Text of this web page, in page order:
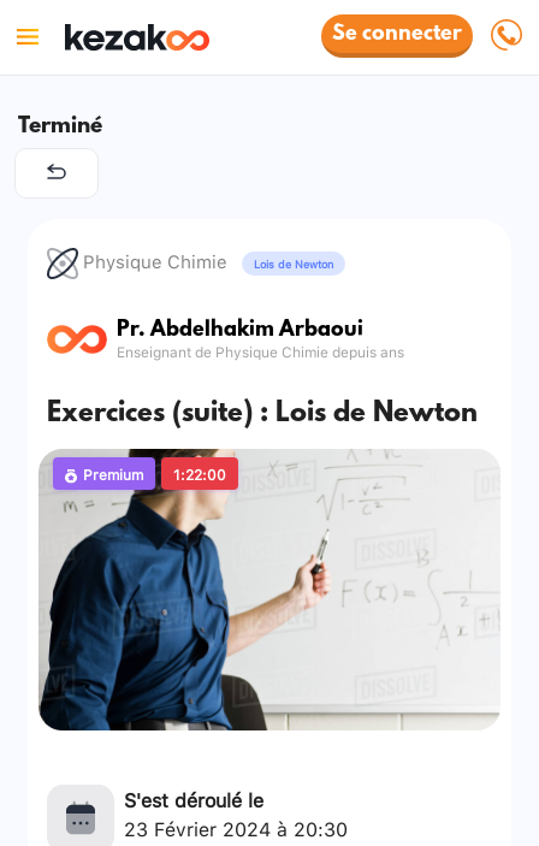
Se connecter
Terminé
Physique Chimie Lois de Newton
Pr. Abdelhakim Arbaoui
Enseignant de Physique Chimie depuis ans
Exercices (suite) : Lois de Newton
Premium 1:22:00
S'est déroulé le
23 Février 2024 à 20:30